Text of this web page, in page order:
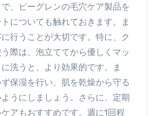
、ビーグレンの毛穴ケア製品を
についても触れておきます。ま
行うことが大切です。特に、ク
際は、泡立ててから優しくマッ
洗うと、より効果的です。ま
保湿を行い、肌を乾燥から守る
うにしましょう。さらに、定期
アもおすすめです。週に1回程